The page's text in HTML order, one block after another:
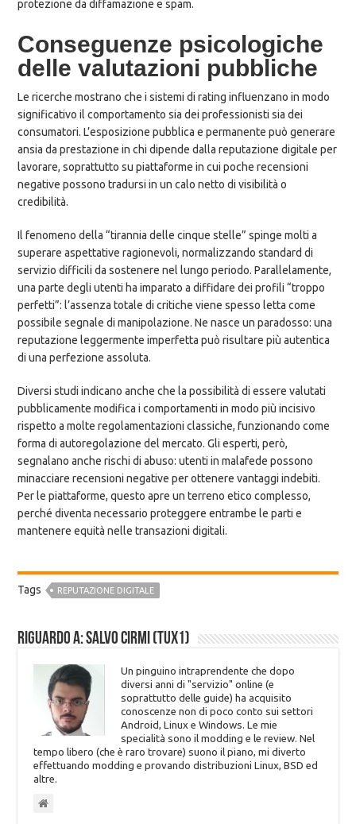
protezione da diffamazione e spam.
Conseguenze psicologiche
delle valutazioni pubbliche
Le ricerche mostrano che i sistemi di rating influenzano in modo
significativo il comportamento sia dei professionisti sia dei
consumatori. L’esposizione pubblica e permanente può generare
ansia da prestazione in chi dipende dalla reputazione digitale per
lavorare, soprattutto su piattaforme in cui poche recensioni
negative possono tradursi in un calo netto di visibilità o
credibilità.
Il fenomeno della “tirannia delle cinque stelle” spinge molti a
superare aspettative ragionevoli, normalizzando standard di
servizio difficili da sostenere nel lungo periodo. Parallelamente,
una parte degli utenti ha imparato a diffidare dei profili “troppo
perfetti”: l’assenza totale di critiche viene spesso letta come
possibile segnale di manipolazione. Ne nasce un paradosso: una
reputazione leggermente imperfetta può risultare più autentica
di una perfezione assoluta.
Diversi studi indicano anche che la possibilità di essere valutati
pubblicamente modifica i comportamenti in modo più incisivo
rispetto a molte regolamentazioni classiche, funzionando come
forma di autoregolazione del mercato. Gli esperti, però,
segnalano anche rischi di abuso: utenti in malafede possono
minacciare recensioni negative per ottenere vantaggi indebiti.
Per le piattaforme, questo apre un terreno etico complesso,
perché diventa necessario proteggere entrambe le parti e
mantenere equità nelle transazioni digitali.
Tags REPUTAZIONE DIGITALE
Riguardo a: Salvo Cirmi (Tux1)
Un pinguino intraprendente che dopo
diversi anni di "servizio" online (e
soprattutto delle guide) ha acquisito
conoscenze non di poco conto sui settori
Android, Linux e Windows. Le mie
specialità sono il modding e le review. Nel
tempo libero (che è raro trovare) suono il piano, mi diverto
effettuando modding e provando distribuzioni Linux, BSD ed
altre.